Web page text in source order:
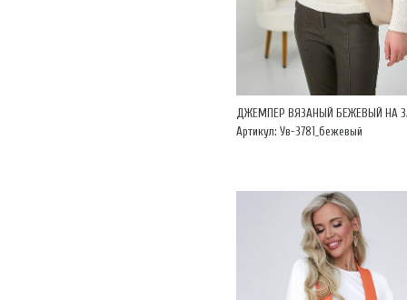
ДЖЕМПЕР ВЯЗАНЫЙ БЕЖЕВЫЙ НА
Артикул: Ув-3781_бежевый